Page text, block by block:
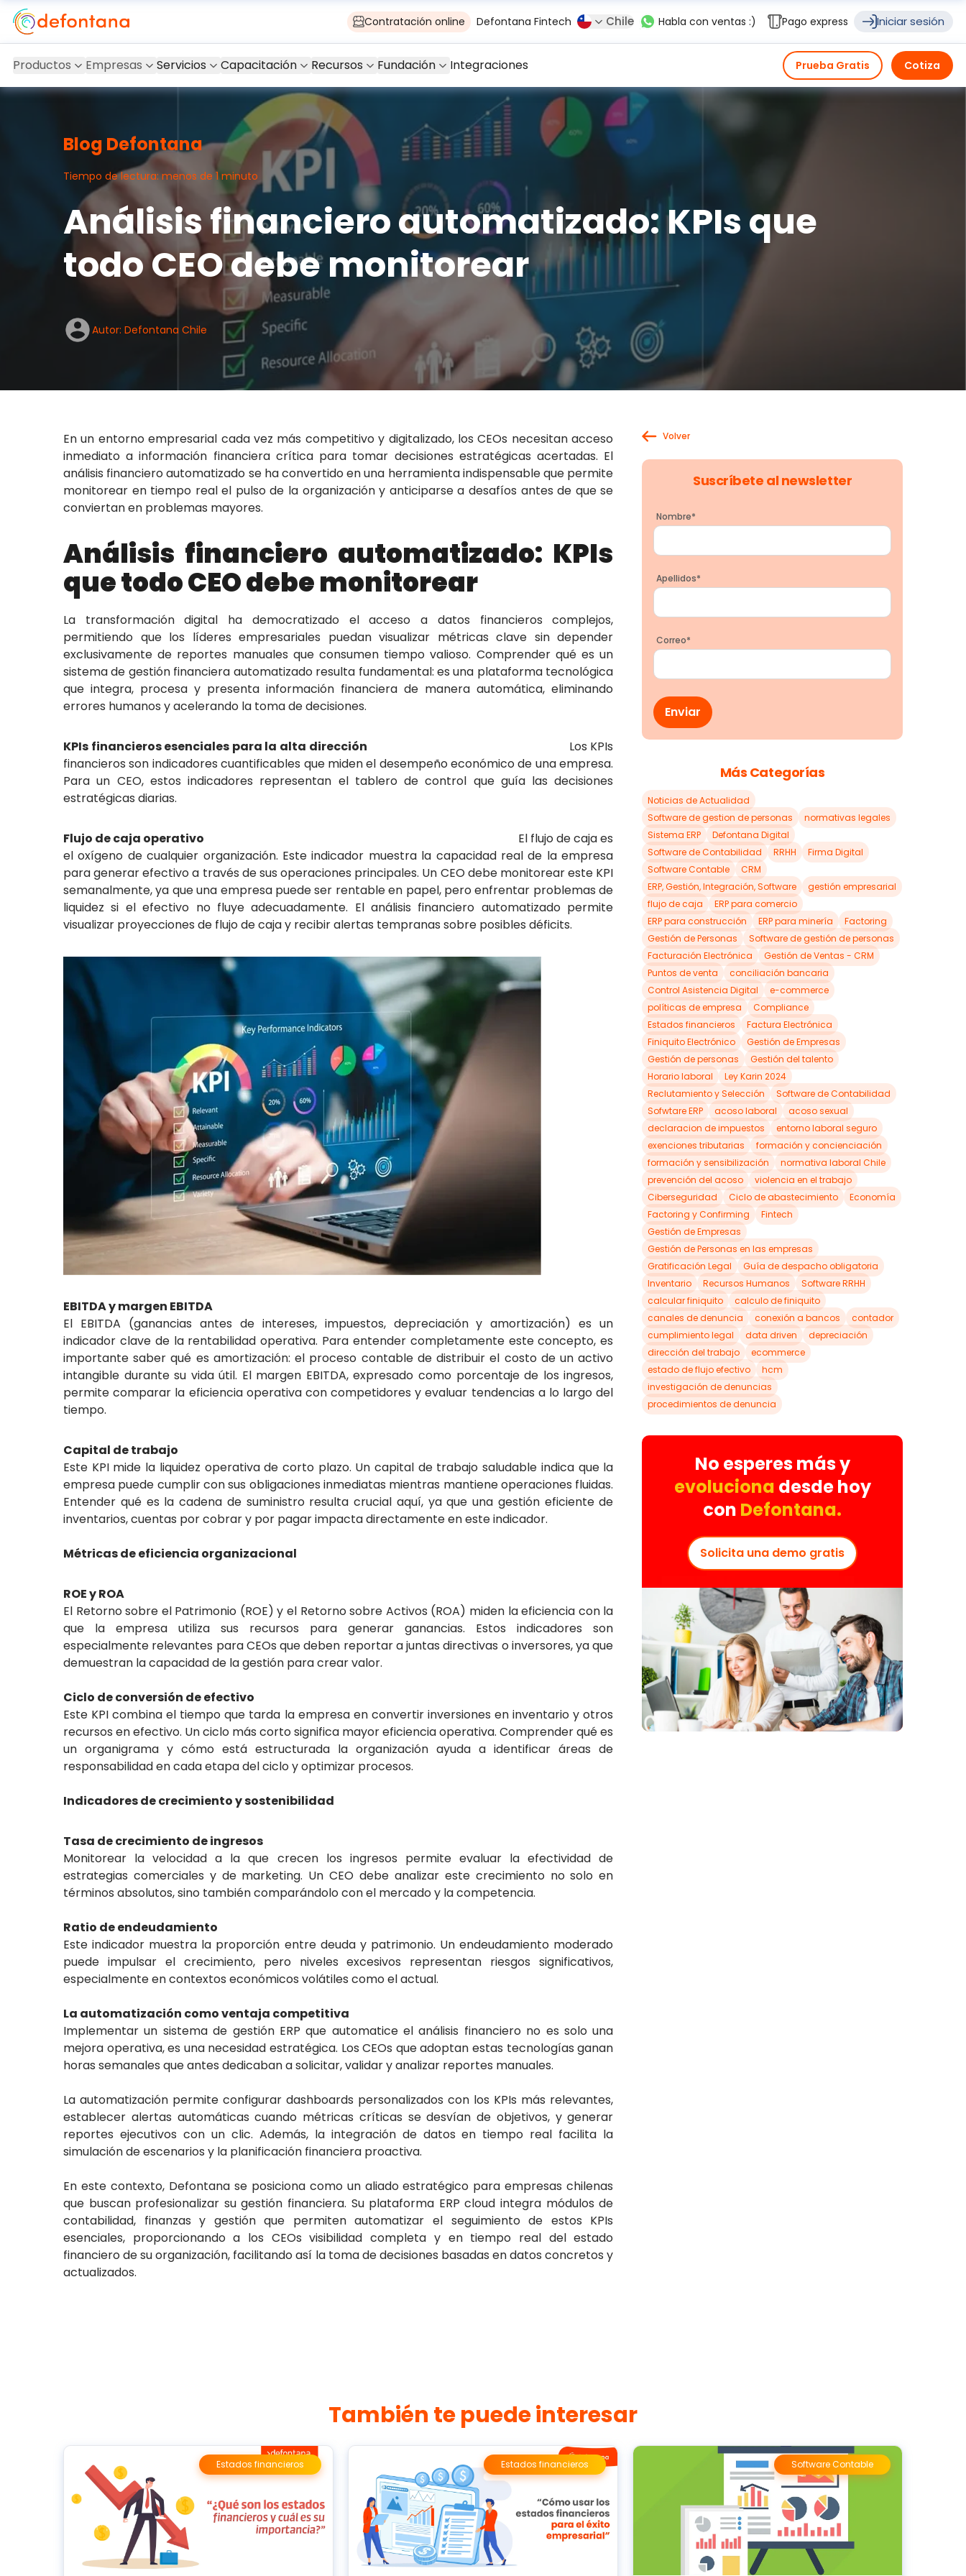
Contratación online Defontana Fintech Chile Habla con ventas :) Pago express Iniciar sesión
Prueba Gratis Cotiza
Productos Empresas Servicios Capacitación Recursos Fundación Integraciones
Blog Defontana
Tiempo de lectura: menos de 1 minuto
Análisis financiero automatizado: KPIs que
todo CEO debe monitorear
Autor: Defontana Chile
En un entorno empresarial cada vez más competitivo y digitalizado, los CEOs necesitan acceso
inmediato a información financiera crítica para tomar decisiones estratégicas acertadas. El
análisis financiero automatizado se ha convertido en una herramienta indispensable que permite
monitorear en tiempo real el pulso de la organización y anticiparse a desafíos antes de que se
conviertan en problemas mayores.
Análisis financiero automatizado: KPIs
que todo CEO debe monitorear
La transformación digital ha democratizado el acceso a datos financieros complejos,
permitiendo que los líderes empresariales puedan visualizar métricas clave sin depender
exclusivamente de reportes manuales que consumen tiempo valioso. Comprender qué es un
sistema de gestión financiera automatizado resulta fundamental: es una plataforma tecnológica
que integra, procesa y presenta información financiera de manera automática, eliminando
errores humanos y acelerando la toma de decisiones.
KPIs financieros esenciales para la alta dirección Los KPIs
financieros son indicadores cuantificables que miden el desempeño económico de una empresa.
Para un CEO, estos indicadores representan el tablero de control que guía las decisiones
estratégicas diarias.
Flujo de caja operativo El flujo de caja es
el oxígeno de cualquier organización. Este indicador muestra la capacidad real de la empresa
para generar efectivo a través de sus operaciones principales. Un CEO debe monitorear este KPI
semanalmente, ya que una empresa puede ser rentable en papel, pero enfrentar problemas de
liquidez si el efectivo no fluye adecuadamente. El análisis financiero automatizado permite
visualizar proyecciones de flujo de caja y recibir alertas tempranas sobre posibles déficits.
EBITDA y margen EBITDA
El EBITDA (ganancias antes de intereses, impuestos, depreciación y amortización) es un
indicador clave de la rentabilidad operativa. Para entender completamente este concepto, es
importante saber qué es amortización: el proceso contable de distribuir el costo de un activo
intangible durante su vida útil. El margen EBITDA, expresado como porcentaje de los ingresos,
permite comparar la eficiencia operativa con competidores y evaluar tendencias a lo largo del
tiempo.
Capital de trabajo
Este KPI mide la liquidez operativa de corto plazo. Un capital de trabajo saludable indica que la
empresa puede cumplir con sus obligaciones inmediatas mientras mantiene operaciones fluidas.
Entender qué es la cadena de suministro resulta crucial aquí, ya que una gestión eficiente de
inventarios, cuentas por cobrar y por pagar impacta directamente en este indicador.
Métricas de eficiencia organizacional
ROE y ROA
El Retorno sobre el Patrimonio (ROE) y el Retorno sobre Activos (ROA) miden la eficiencia con la
que la empresa utiliza sus recursos para generar ganancias. Estos indicadores son
especialmente relevantes para CEOs que deben reportar a juntas directivas o inversores, ya que
demuestran la capacidad de la gestión para crear valor.
Ciclo de conversión de efectivo
Este KPI combina el tiempo que tarda la empresa en convertir inversiones en inventario y otros
recursos en efectivo. Un ciclo más corto significa mayor eficiencia operativa. Comprender qué es
un organigrama y cómo está estructurada la organización ayuda a identificar áreas de
responsabilidad en cada etapa del ciclo y optimizar procesos.
Indicadores de crecimiento y sostenibilidad
Tasa de crecimiento de ingresos
Monitorear la velocidad a la que crecen los ingresos permite evaluar la efectividad de
estrategias comerciales y de marketing. Un CEO debe analizar este crecimiento no solo en
términos absolutos, sino también comparándolo con el mercado y la competencia.
Ratio de endeudamiento
Este indicador muestra la proporción entre deuda y patrimonio. Un endeudamiento moderado
puede impulsar el crecimiento, pero niveles excesivos representan riesgos significativos,
especialmente en contextos económicos volátiles como el actual.
La automatización como ventaja competitiva
Implementar un sistema de gestión ERP que automatice el análisis financiero no es solo una
mejora operativa, es una necesidad estratégica. Los CEOs que adoptan estas tecnologías ganan
horas semanales que antes dedicaban a solicitar, validar y analizar reportes manuales.
La automatización permite configurar dashboards personalizados con los KPIs más relevantes,
establecer alertas automáticas cuando métricas críticas se desvían de objetivos, y generar
reportes ejecutivos con un clic. Además, la integración de datos en tiempo real facilita la
simulación de escenarios y la planificación financiera proactiva.
En este contexto, Defontana se posiciona como un aliado estratégico para empresas chilenas
que buscan profesionalizar su gestión financiera. Su plataforma ERP cloud integra módulos de
contabilidad, finanzas y gestión que permiten automatizar el seguimiento de estos KPIs
esenciales, proporcionando a los CEOs visibilidad completa y en tiempo real del estado
financiero de su organización, facilitando así la toma de decisiones basadas en datos concretos y
actualizados.
Volver
Suscríbete al newsletter
Nombre*
Apellidos*
Correo*
Más Categorías
Noticias de Actualidad
Software de gestion de personas
normativas legales
Sistema ERP
Defontana Digital
Software de Contabilidad
RRHH
Firma Digital
Software Contable
CRM
ERP, Gestión, Integración, Software
gestión empresarial
flujo de caja
ERP para comercio
ERP para construcción
ERP para minería
Factoring
Gestión de Personas
Software de gestión de personas
Facturación Electrónica
Gestión de Ventas - CRM
Puntos de venta
conciliación bancaria
Control Asistencia Digital
e-commerce
políticas de empresa
Compliance
Estados financieros
Factura Electrónica
Finiquito Electrónico
Gestión de Empresas
Gestión de personas
Gestión del talento
Horario laboral
Ley Karin 2024
Reclutamiento y Selección
Software de Contabilidad
Sofwtare ERP
acoso laboral
acoso sexual
declaracion de impuestos
entorno laboral seguro
exenciones tributarias
formación y concienciación
formación y sensibilización
normativa laboral Chile
prevención del acoso
violencia en el trabajo
Ciberseguridad
Ciclo de abastecimiento
Economía
Factoring y Confirming
Fintech
Gestión de Empresas
Gestión de Personas en las empresas
Gratificación Legal
Guía de despacho obligatoria
Inventario
Recursos Humanos
Software RRHH
calcular finiquito
calculo de finiquito
canales de denuncia
conexión a bancos
contador
cumplimiento legal
data driven
depreciación
dirección del trabajo
ecommerce
estado de flujo efectivo
hcm
investigación de denuncias
procedimientos de denuncia
No esperes más y
evoluciona desde hoy
con Defontana.
Solicita una demo gratis
También te puede interesar
Estados financieros Estados financieros Software Contable